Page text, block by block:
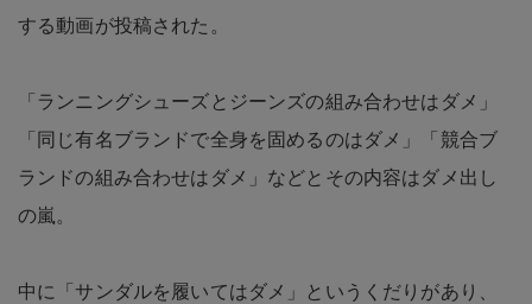
する動画が投稿された。
「ランニングシューズとジーンズの組み合わせはダメ」
「同じ有名ブランドで全身を固めるのはダメ」「競合ブ
ランドの組み合わせはダメ」などとその内容はダメ出し
の嵐。
中に「サンダルを履いてはダメ」というくだりがあり、